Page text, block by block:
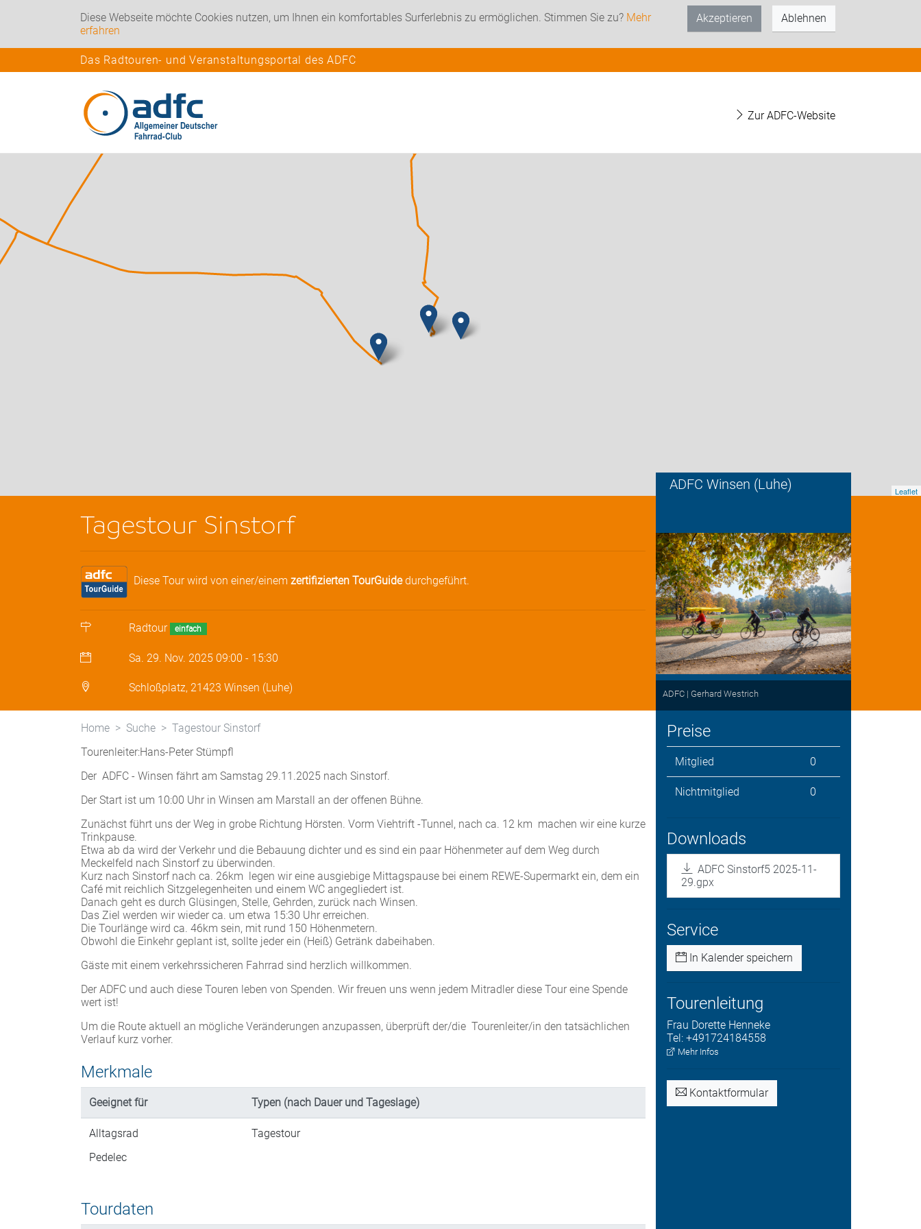
Diese Webseite möchte Cookies nutzen, um Ihnen ein komfortables Surferlebnis zu ermöglichen. Stimmen Sie zu? Mehr
erfahren
Akzeptieren Ablehnen
Das Radtouren- und Veranstaltungsportal des ADFC
Zur ADFC-Website
Leaflet
ADFC Winsen (Luhe)
Tagestour Sinstorf
Diese Tour wird von einer/einem zertifizierten TourGuidedurchgeführt.
Radtour einfach
Sa. 29. Nov. 2025 09:00 - 15:30
Schloßplatz, 21423 Winsen (Luhe) ADFC | Gerhard Westrich
Preise
Mitglied 0
Nichtmitglied 0
Downloads
ADFC Sinstorf5 2025-11-
29.gpx
Service
In Kalender speichern
Tourenleitung
Frau Dorette Henneke
Tel: +491724184558
Mehr Infos
Kontaktformular
Home Suche
Tagestour Sinstorf
Tourenleiter:Hans-Peter Stümpfl
Der ADFC - Winsen fährt am Samstag 29.11.2025 nach Sinstorf.
Der Start ist um 10:00 Uhr in Winsen am Marstall an der offenen Bühne.
Zunächst führt uns der Weg in grobe Richtung Hörsten. Vorm Viehtrift -Tunnel, nach ca. 12 km machen wir eine kurze
Trinkpause.
Etwa ab da wird der Verkehr und die Bebauung dichter und es sind ein paar Höhenmeter auf dem Weg durch
Meckelfeld nach Sinstorf zu überwinden.
Kurz nach Sinstorf nach ca. 26km legen wir eine ausgiebige Mittagspause bei einem REWE-Supermarkt ein, dem ein
Café mit reichlich Sitzgelegenheiten und einem WC angegliedert ist.
Danach geht es durch Glüsingen, Stelle, Gehrden, zurück nach Winsen.
Das Ziel werden wir wieder ca. um etwa 15:30 Uhr erreichen.
Die Tourlänge wird ca. 46km sein, mit rund 150 Höhenmetern.
Obwohl die Einkehr geplant ist, sollte jeder ein (Heiß) Getränk dabeihaben.
Gäste mit einem verkehrssicheren Fahrrad sind herzlich willkommen.
Der ADFC und auch diese Touren leben von Spenden. Wir freuen uns wenn jedem Mitradler diese Tour eine Spende
wert ist!
Um die Route aktuell an mögliche Veränderungen anzupassen, überprüft der/die Tourenleiter/in den tatsächlichen
Verlauf kurz vorher.
Merkmale
Geeignet für Typen (nach Dauer und Tageslage)
Alltagsrad
Pedelec
Tagestour
Tourdaten